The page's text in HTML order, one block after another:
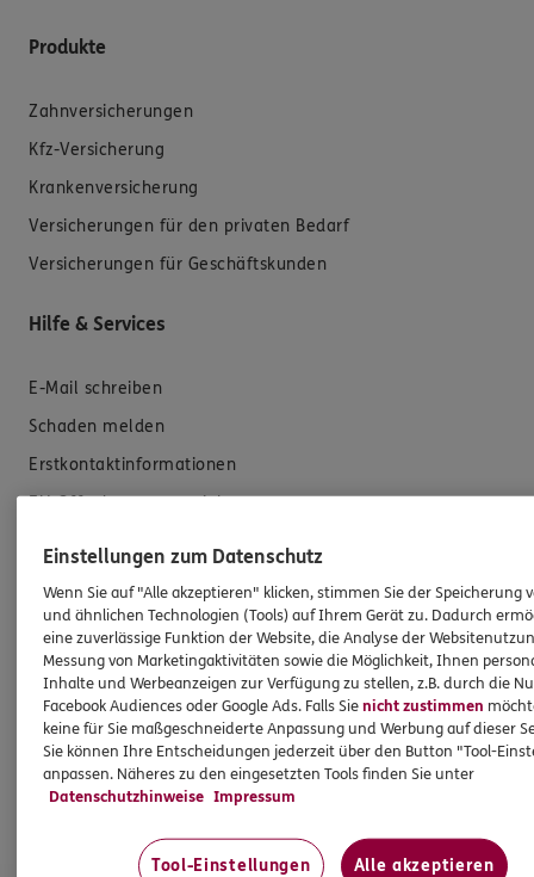
Produkte
Zahnversicherungen
Kfz-Versicherung
Krankenversicherung
Versicherungen für den privaten Bedarf
Versicherungen für Geschäftskunden
Hilfe & Services
E-Mail schreiben
Schaden melden
Erstkontaktinformationen
EU-Offenlegungsvereinbarung
Das könnte Sie auch interessieren
Unsere Agentur
Referenzen
Standorte
Geschäftskunden
Einstellungen zum Datenschutz
Wenn Sie auf "Alle akzeptieren" klicken, stimmen Sie der Speicherung
und ähnlichen Technologien (Tools) auf Ihrem Gerät zu. Dadurch
eine zuverlässige Funktion der Website, die Analyse der
Messung von Marketingaktivitäten sowie die Möglichkeit, Ihnen
Inhalte und Werbeanzeigen zur Verfügung zu stellen, z.B. durch die
Facebook Audiences oder Google Ads. Falls Sienicht zustimmen
keine für Sie maßgeschneiderte Anpassung und Werbung auf dieser
Sie können Ihre Entscheidungen jederzeit über den Button "Tool-
anpassen. Näheres zu den eingesetzten Tools finden Sie unter
Datenschutzhinweise Impressum
Tool-Einstellungen Alle akzeptieren